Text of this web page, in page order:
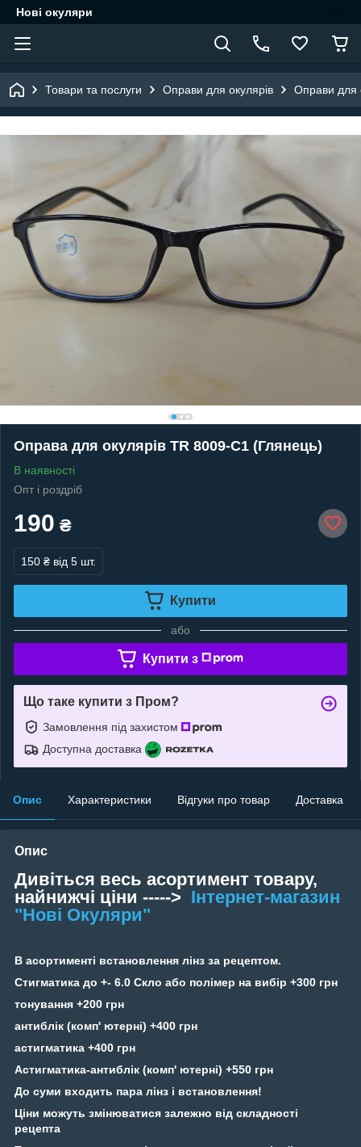
Нові окуляри
Товари та послуги Оправи для окулярів Оправи для
Оправа для окулярів TR 8009-C1 (Глянець)
В наявності
Опт і роздріб
190 ₴
150 ₴ від 5 шт.
Купити
або
Купити з
Що таке купити з Пром?
Замовлення під захистом
Доступна доставка
Опис Характеристики Відгуки про товар Доставка
Опис
Дивіться весь асортимент товару,
найнижчі ціни -----> Інтернет-магазин
"Нові Окуляри"
В асортименті встановлення лінз за рецептом.
Стигматика до +- 6.0 Скло або полімер на вибір +300 грн
тонування +200 грн
антиблік (комп' ютерні) +400 грн
астигматика +400 грн
Астигматика-антиблік (комп' ютерні) +550 грн
До суми входить пара лінз і встановлення!
Ціни можуть змінюватися залежно від складності
рецепта